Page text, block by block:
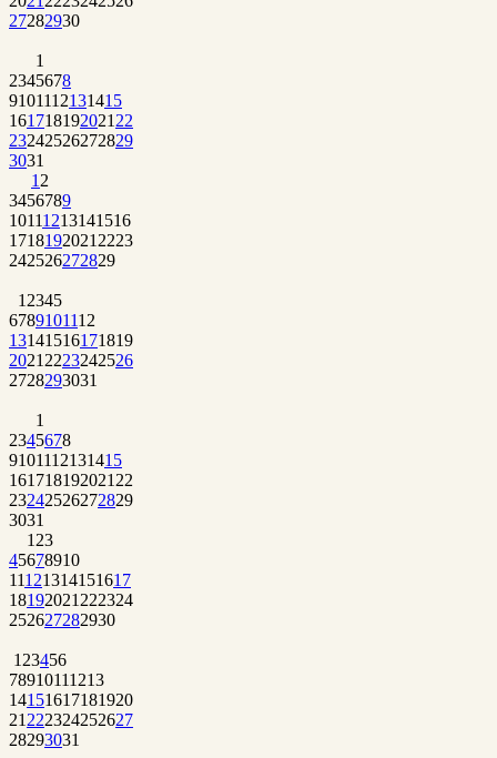
27282930
1
2345678
9101112131415
161718192021 22
23242526272829
3031
1 2
3456789
10111213141516
1718192021 2223
242526272829
1 2345
6789101112
13141516171819
2021 2223242526
2728293031
1
2345678
9101112131415
161718192021 22
23242526272829
3031
1 23
45678910
11121314151617
18192021 222324
252627282930
1 23456
78910111213
14151617181920
21 222324252627
28293031